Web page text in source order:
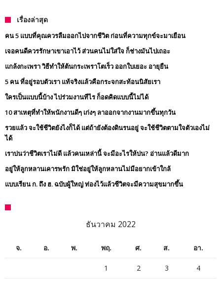
เรื่องล่าสุด
คน 5 แบบที่คุณควรลืมออกไปจากชีวิต ก่อนที่ความทุกข์จะมาเยือน
เจอคนดีควรรักษาเขาเอาไว้ ส่วนคนไม่ใส่ใจ ก็ช่างมันไปเถอะ
แกล้งกะเพรา วิธีทำให้ต้นกระเพราโตเร็ว ออกใบเยอะ อายุยืน
5 คน ที่อยู่รอบตัวเรา แท้จริงแล้วคือกระจกสะท้อนนิสัยเรา
ใครเป็นแบบนี้บ้าง ไปร่วมงานทีไร ก็อดคิดแบบนี้ไม่ได้
10 สาเหตุที่ทำให้พนักงานดีๆ เก่งๆ ลาออกจากงานมากขึ้นทุกวัน
รวยแล้ว จะใช้ชีวิตยังไงก็ได้ แต่ถ้ายังต้องดินรนอยู่ จะใช้ชีวิตตามใจตัวเองไม่
ได้
เราบ่นว่าชีวิตเราไม่ดี แล้วคนเหล่านี้ จะมีอะไรให้บ่น? อ่านแล้วดีมาก
อยู่ให้ลูกหลานเคารพรัก มิใช่อยู่ให้ลูกหลานไม่มีอยากเข้าใกล้
แบบเรียน ก. ถึง ฮ. ฉบับผู้ใหญ่ ท่องไว้แล้วชีวิตจะมีความสุขมากขึ้น
ธันวาคม 2022
จ. อ. พ. พฤ. ศ. ส. อา.
1 2 3 4